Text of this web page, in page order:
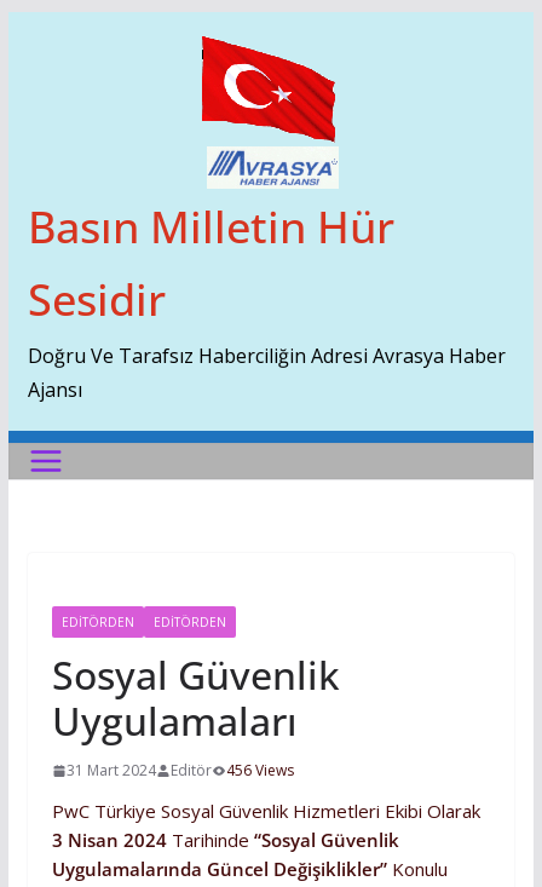
Basın Milletin Hür
Sesidir
Doğru Ve Tarafsız Haberciliğin Adresi Avrasya Haber
Ajansı
EDITÖRDEN EDİTÖRDEN
Sosyal Güvenlik
Uygulamaları
31 Mart 2024 Editör 456 Views
PwC Türkiye Sosyal Güvenlik Hizmetleri Ekibi Olarak
3 Nisan 2024Tarihinde “Sosyal Güvenlik
Uygulamalarında Güncel Değişiklikler” Konulu